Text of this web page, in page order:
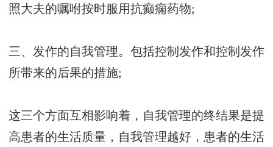
照大夫的嘱咐按时服用抗癫痫药物;
三、发作的自我管理。包括控制发作和控制发作
所带来的后果的措施;
这三个方面互相影响着，自我管理的终结果是提
高患者的生活质量，自我管理越好，患者的生活